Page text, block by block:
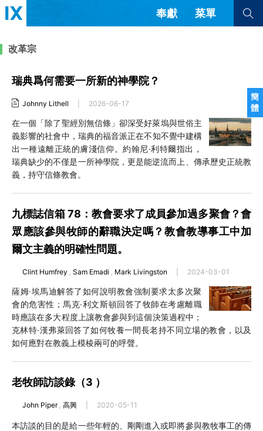
簡
體
奉獻 菜單
文章 書評 訪談
來信
教會帶領 解經式講道與神學
團契生活與禱告
查看全部
查看全部
隱私條款 其他的模式
简体中文
西班牙語
葡萄牙語
俄語
法語
羅馬尼亞語
波蘭語
越南語
意大利語
德語
韓語
土耳其語
改革宗
瑞典爲何需要一所新的神學院？
Johnny Lithell 2026-06-17
在一個「除了聖經別無信條」卻深受好萊塢與世俗主
義影響的社會中，瑞典的福音派正在不知不覺中建構
出一種遠離正統的膚淺信仰。約翰尼·利特爾指出，
瑞典缺少的不僅是一所神學院，更是能逆流而上、傳承歷史正統教
義，持守信條教會。
九標誌信箱 78：教會要求了成員參加過多聚會？會
眾應該參與牧師的辭職決定嗎？教會教導事工中加
爾文主義的明確性問題。
Clint Humfrey , Sam Emadi , Mark Livingston 2024-03-01
薩姆·埃馬迪解答了如何說明教會強制要求太多次聚
會的危害性；馬克·利文斯頓回答了牧師在考慮離職
時應該在多大程度上讓教會參與到這個決策過程中；
克林特·漢弗萊回答了如何牧養一間長老持不同立場的教會，以及
如何應對在教義上模棱兩可的呼聲。
老牧師訪談錄（3 ）
John Piper , 高興 2020-05-11
本訪談的目的是給一些年輕的、剛剛進入或即將參與教牧事工的傳